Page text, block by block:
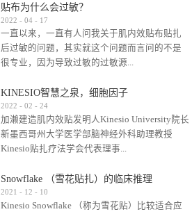
贴布为什么会过敏？
2022 - 04 - 17
一直以来，一直有人问我关于肌内效贴布贴扎
后过敏的问题，其实就这个问题而言问的不是
很专业，因为导致过敏的过敏源...
很多，比如试穿件衣服有时都会过敏，特定条
件下吃东西有时也会过敏，难道不吃不穿了？
其他品牌的在此我们不予评价，就KINESIO肌内
效贴布来说，40多年的研究开发制造肌内效贴
比如我本人，几乎天天接触KINESIO肌内效，无
论从皮肤适应性还是本人皮肤本身就不属于不
易过敏的那种，基本不会有过敏瘙痒的情况。
KINESIO智慧之泉，细胞因子
2022 - 02 - 24
加濑建造肌内效贴发明人Kinesio University院长
新墨西哥州大学医学部脑神经外科助理教授
Kinesio贴扎疗法学会代表理事...
Kinesio Taping Association International
（KTAI）名誉会长 身体具有免疫、疼痛、细胞
Snowflake （雪花贴扎）的临床推理
2021 - 12 - 10
Kinesio Snowflake （称为雪花贴）比较适合应